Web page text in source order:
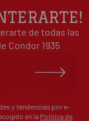
0%
0%
de todas las
Condor 1935
y tendencias por e-
en la Política de